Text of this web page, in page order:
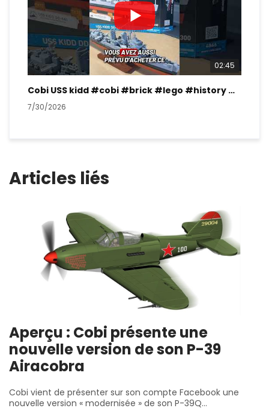
02:45
Cobi USS kidd #cobi #brick #lego #history #ww2
7/30/2026
Articles liés
Aperçu : Cobi présente une
nouvelle version de son P-39
Airacobra
Cobi vient de présenter sur son compte Facebook une
nouvelle version « modernisée » de son P-39Q...